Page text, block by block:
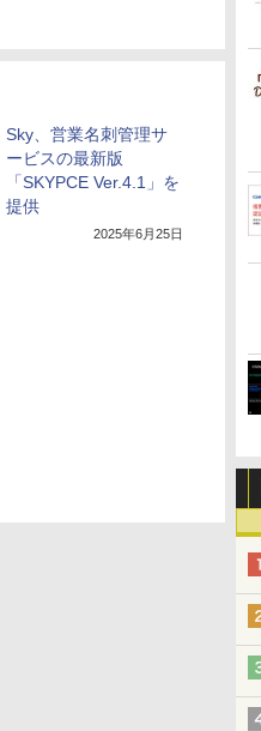
Sky、営業名刺管理サ
ービスの最新版
「SKYPCE Ver.4.1」を
提供
2025年6月25日